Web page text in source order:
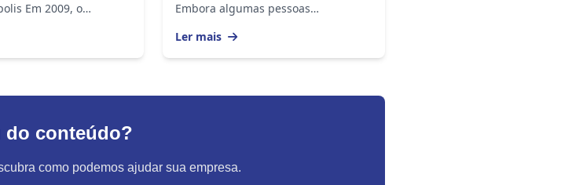
Em 2009, o
na qual regulamentou
Embora algumas pessoas
equivocada a real importância do
registro de ponto e o considerem...
Ler mais
do conteúdo?
como podemos ajudar sua empresa.